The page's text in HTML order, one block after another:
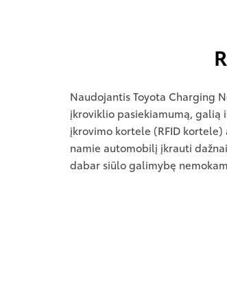
Naudojantis Toyota Charging
įkroviklio pasiekiamumą,
įkrovimo kortele (RFID
namie automobilį įkrauti
dabar siūlo galimybę